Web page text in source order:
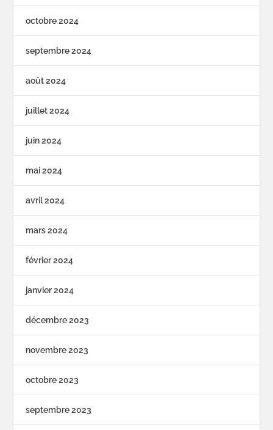
octobre 2024
septembre 2024
août 2024
juillet 2024
juin 2024
mai 2024
avril 2024
mars 2024
février 2024
janvier 2024
décembre 2023
novembre 2023
octobre 2023
septembre 2023